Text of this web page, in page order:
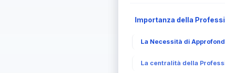
Importanza della
La Necessità di
La centralità della